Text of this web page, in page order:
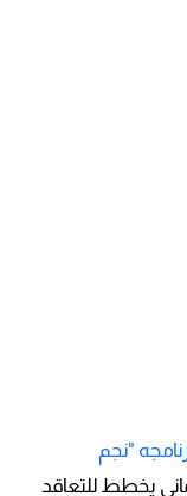
"نجم
يخطط للتعاقد